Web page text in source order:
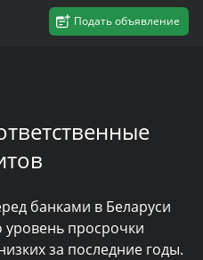
Подать объявление
банками в Беларуси
уровень просрочки
за последние годы.